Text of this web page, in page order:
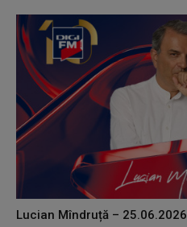
Lucian Mîndruță – 25.06.2026